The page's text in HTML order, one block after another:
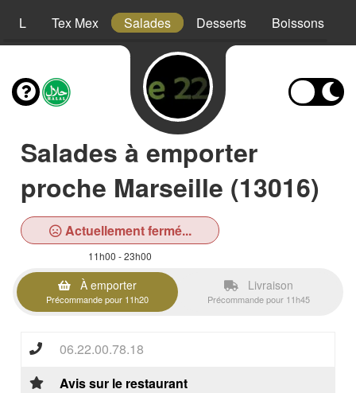
XXL Tex Mex Salades Desserts Boissons
Salades à emporter
proche Marseille (13016)
Actuellement fermé...
11h00 - 23h00
À emporter
Précommande pour 11h20
Livraison
Précommande pour 11h45
06.22.00.78.18
Avis sur le restaurant